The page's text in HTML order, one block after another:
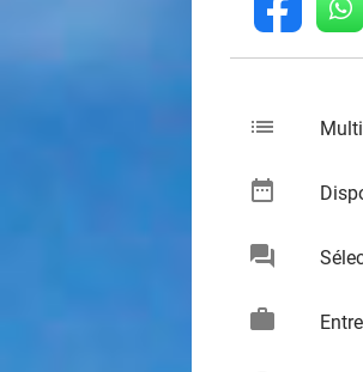
fb whatsapp
list
date_range
chat
work